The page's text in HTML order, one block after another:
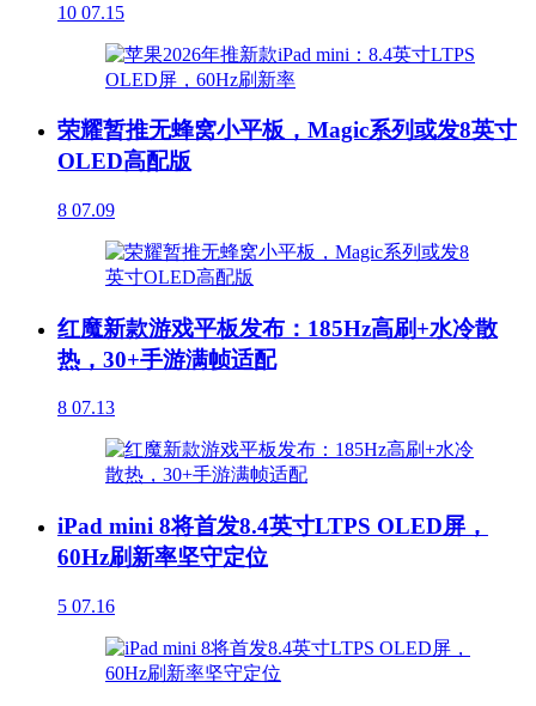
10 07.15
荣耀暂推无蜂窝小平板，Magic系列或发8英寸
OLED高配版
8 07.09
红魔新款游戏平板发布：185Hz高刷+水冷散
热，30+手游满帧适配
8 07.13
iPad mini 8将首发8.4英寸LTPS OLED屏，
60Hz刷新率坚守定位
5 07.16